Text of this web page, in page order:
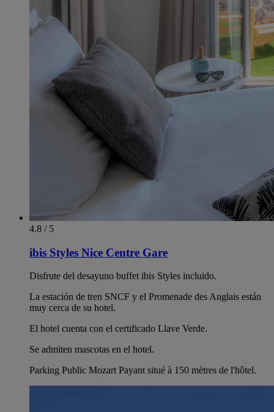
4.8 / 5
ibis Styles Nice Centre Gare
Disfrute del desayuno buffet ibis Styles incluido.
La estación de tren SNCF y el Promenade des Anglais están
muy cerca de su hotel.
El hotel cuenta con el certificado Llave Verde.
Se admiten mascotas en el hotel.
Parking Public Mozart Payant situé à 150 mètres de l'hôtel.